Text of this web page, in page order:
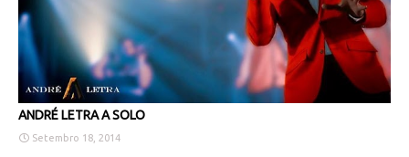
ANDRÉ LETRA A SOLO
Setembro 18, 2014